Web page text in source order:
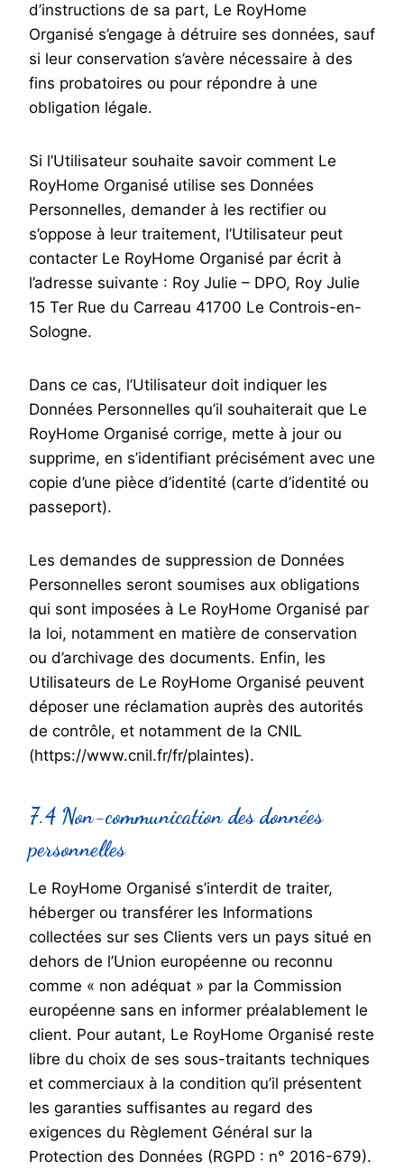
d’instructions de sa part, Le RoyHome
Organisé s’engage à détruire ses données, sauf
si leur conservation s’avère nécessaire à des
fins probatoires ou pour répondre à une
obligation légale.
Si l’Utilisateur souhaite savoir comment Le
RoyHome Organisé utilise ses Données
Personnelles, demander à les rectifier ou
s’oppose à leur traitement, l’Utilisateur peut
contacter Le RoyHome Organisé par écrit à
l’adresse suivante : Roy Julie – DPO, Roy Julie
15 Ter Rue du Carreau 41700 Le Controis-en-
Sologne.
Dans ce cas, l’Utilisateur doit indiquer les
Données Personnelles qu’il souhaiterait que Le
RoyHome Organisé corrige, mette à jour ou
supprime, en s’identifiant précisément avec une
copie d’une pièce d’identité (carte d’identité ou
passeport).
Les demandes de suppression de Données
Personnelles seront soumises aux obligations
qui sont imposées à Le RoyHome Organisé par
la loi, notamment en matière de conservation
ou d’archivage des documents. Enfin, les
Utilisateurs de Le RoyHome Organisé peuvent
déposer une réclamation auprès des autorités
de contrôle, et notamment de la CNIL
(https://www.cnil.fr/fr/plaintes).
7.4 Non-communication des données
personnelles
Le RoyHome Organisé s’interdit de traiter,
héberger ou transférer les Informations
collectées sur ses Clients vers un pays situé en
dehors de l’Union européenne ou reconnu
comme « non adéquat » par la Commission
européenne sans en informer préalablement le
client. Pour autant, Le RoyHome Organisé reste
libre du choix de ses sous-traitants techniques
et commerciaux à la condition qu’il présentent
les garanties suffisantes au regard des
exigences du Règlement Général sur la
Protection des Données (RGPD : n° 2016-679).